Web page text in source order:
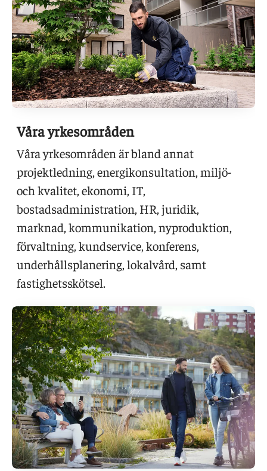
Våra yrkesområden
Våra yrkesområden är bland annat
projektledning, energikonsultation, miljö-
och kvalitet, ekonomi, IT,
bostadsadministration, HR, juridik,
marknad, kommunikation, nyproduktion,
förvaltning, kundservice, konferens,
underhållsplanering, lokalvård, samt
fastighetsskötsel.